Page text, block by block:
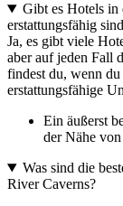
Gibt es Hotels
erstattungsfähig
Ja, es gibt viele
aber auf jeden Fall
findest du, wenn
erstattungsfähige
Ein äußerst
der Nähe
Was sind die
River Caverns?